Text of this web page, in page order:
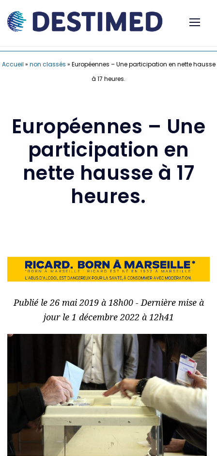
Accueil » non classés » Européennes – Une participation en nette hausse
à 17 heures.
Européennes – Une
participation en
nette hausse à 17
heures.
Publié le 26 mai 2019 à 18h00 - Dernière mise à
jour le 1 décembre 2022 à 12h41